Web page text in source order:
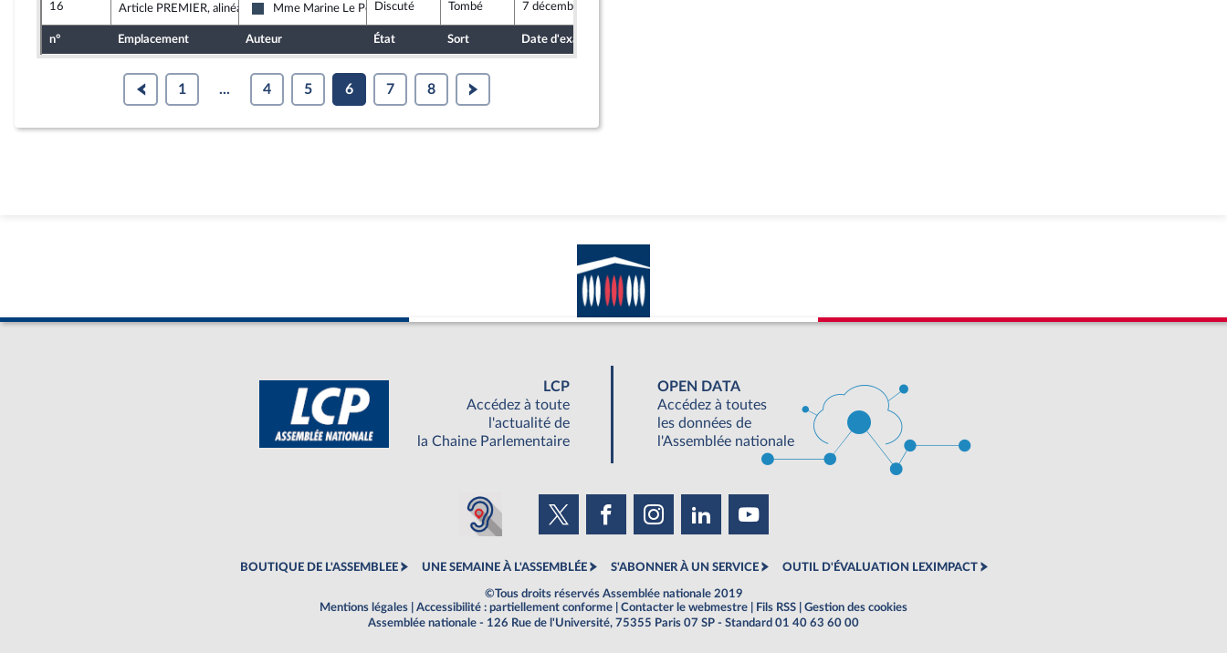
16 Article PREMIER, alinéa 2
Rassemblement National
Mme Marine Le PenDiscuté Tombé 7 décembre 2023
n° Emplacement Auteur État Sort Date d'examen
1 ... 4 5 6 7 8
LCP
Accédez à toute
l'actualité de
la Chaine Parlementaire
OPEN DATA
Accédez à toutes
les données de
l'Assemblée nationale
BOUTIQUE DE L'ASSEMBLEE UNE SEMAINE À L'ASSEMBLÉE S'ABONNER À UN SERVICE OUTIL D'ÉVALUATION LEXIMPACT
©Tous droits réservés Assemblée nationale 2019
Mentions légales
Accessibilité : partiellement conforme Contacter le webmestre Fils RSS
Gestion des cookies
Assemblée nationale - 126 Rue de l'Université, 75355 Paris 07 SP - Standard 01 40 63 60 00